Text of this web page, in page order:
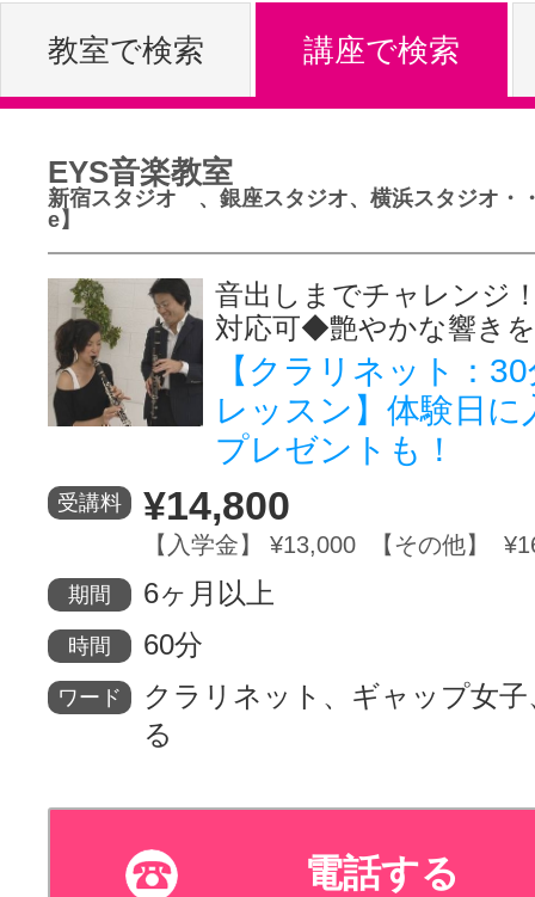
やりたいこ
グッドスク
掲載のお問
サイトマッ
教室で検索 講座で検索
EYS音楽教室
新宿スタジオ 、銀座スタジオ、横浜スタジオ・
e】
音出しまでチャレンジ
対応可◆艶やかな響き
【クラリネット：
レッスン】体験日に
プレゼントも！
受講料 ¥14,800
【入学金】 ¥13,000 【その他】
期間 6ヶ月以上
時間 60分
ワード
クラリネット、ギャップ女
る
電話する